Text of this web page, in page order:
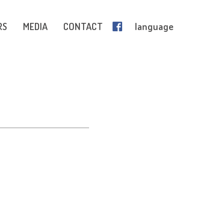
MEDIA CONTACT language